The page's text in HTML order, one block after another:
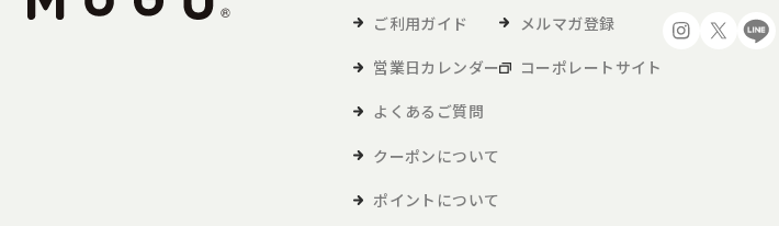
ご利用ガイド
営業日カレンダー
よくあるご質問
クーポンについて
ポイントについて
メルマガ登録
コーポレートサイト